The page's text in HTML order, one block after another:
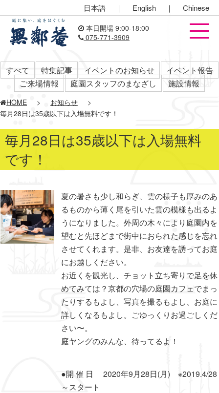
日本語 ｜ English ｜ Chinese
本日開場 9:00-18:00
075-771-3909
すべて 特集記事 イベントのお知らせ
イベント報告
ご来場情報
庭園スタッフのまなざし 施設情報
HOME > お知らせ
>
毎月28日は35歳以下は入場無料です！
毎月28日は35歳以下は入場無料
です！
夏の暑さも少し和らぎ、雲の様子も厚みのあ
るものから薄く尾を引いた雲の模様も出るよ
うになりました。外周の木々により庭園内を
望むと先ほどまで街中におられた感じを忘れ
させてくれます。是非、お友達を誘ってお庭
にお越しください。
お近くを観光し、チョット立ち寄りで足を休
めてみては？京都の穴場の庭園カフェでまっ
たりするもよし、写真を撮るもよし、お庭に
詳しくなるもよし。ごゆっくりお過ごしくだ
さい〜。
庭ヤングのみんな、待ってるよ！
●開 催 日 2020年9月28日(月) ※2019.4/28
～スタート